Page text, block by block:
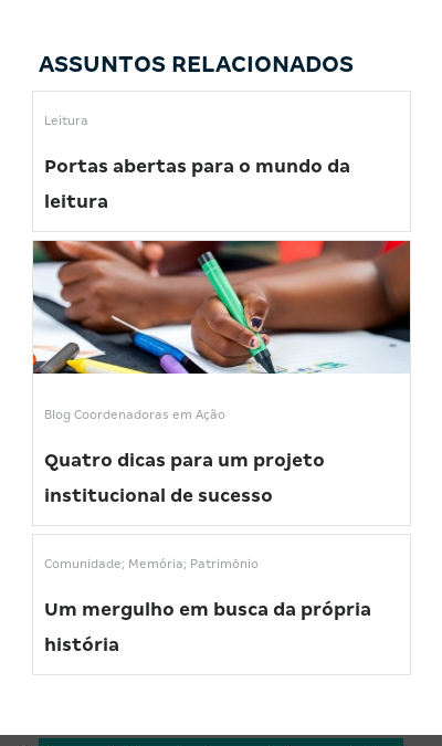
ASSUNTOS RELACIONADOS
Leitura
Portas abertas para o mundo da
leitura
Blog Coordenadoras em Ação
Quatro dicas para um projeto
institucional de sucesso
Comunidade; Memória; Patrimônio
Um mergulho em busca da própria
história